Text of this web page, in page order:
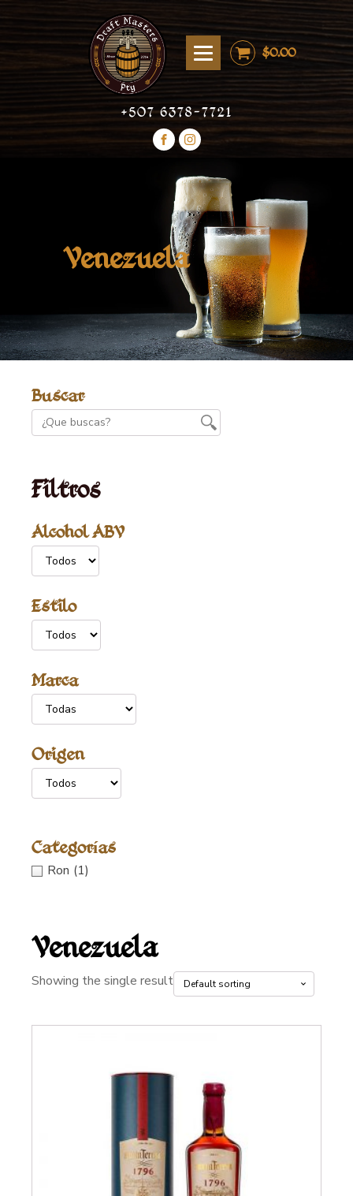
$0.00
+507 6378-7721
Venezuela
Buscar
Filtros
Alcohol ABV
Estilo
Marca
Origen
Categorías
Ron (1)
Venezuela
Showing the single result